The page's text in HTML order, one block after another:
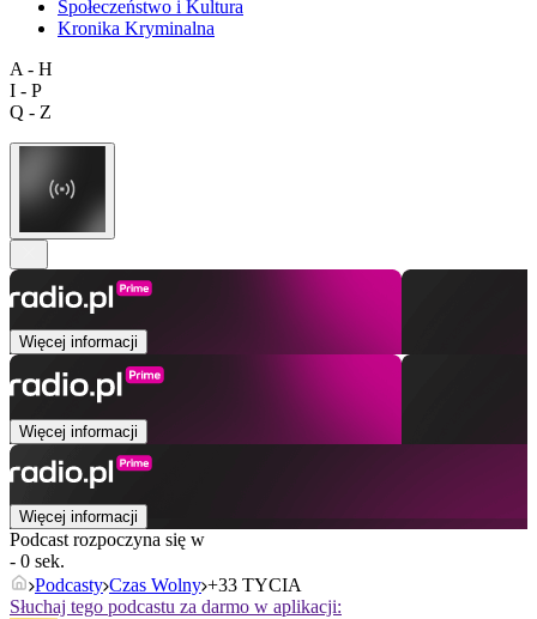
Społeczeństwo i Kultura
Kronika Kryminalna
A - H
I - P
Q - Z
Więcej informacji
Więcej informacji
Więcej informacji
Podcast rozpoczyna się w
- 0 sek.
Podcasty Czas Wolny +33 TYCIA
Słuchaj tego podcastu za darmo w aplikacji: